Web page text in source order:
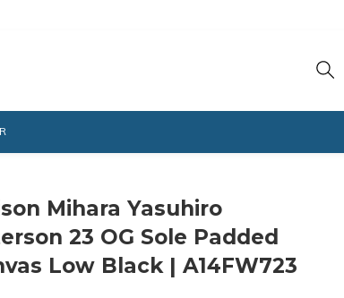
Mihara Yasuhiro
23 OG Sole Padded
Low Black | A14FW723